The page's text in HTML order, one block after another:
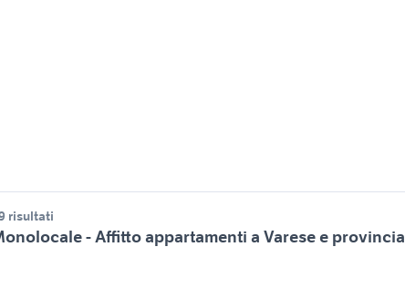
risultati
- Affitto appartamenti a Varese e provincia